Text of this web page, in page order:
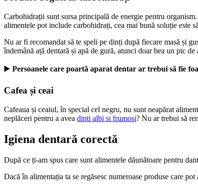
Carbohidrații sunt sursa principală de energie pentru
alimentele pot include carbohidrați, cea mai bună soluție este
Nu ar fi recomandat să te speli pe dinți după fiecare masă și
îndemână ață dentară și apă de gură, atunci doar bea un pic
▶️ Persoanele care poartă aparat dentar ar trebui să fie
Cafea și ceai
Cafeaua și ceaiul, în special cel negru, nu sunt neapărat
neplăceri pentru a avea dinti albi si frumosi? Nu ar trebui să
Igiena dentară corectă
După ce ți-am spus care sunt alimentele dăunătoare pentru
Dacă în alimentația ta se regăsesc numeroase produse care